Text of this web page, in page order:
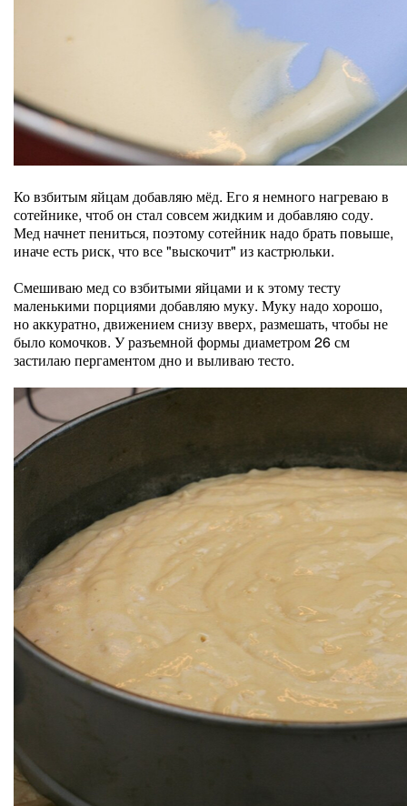
Ко взбитым яйцам добавляю мёд. Его я немного нагреваю в
сотейнике, чтоб он стал совсем жидким и добавляю соду.
Мед начнет пениться, поэтому сотейник надо брать повыше,
иначе есть риск, что все "выскочит" из кастрюльки.
Смешиваю мед со взбитыми яйцами и к этому тесту
маленькими порциями добавляю муку. Муку надо хорошо,
но аккуратно, движением снизу вверх, размешать, чтобы не
было комочков. У разъемной формы диаметром 26 см
застилаю пергаментом дно и выливаю тесто.